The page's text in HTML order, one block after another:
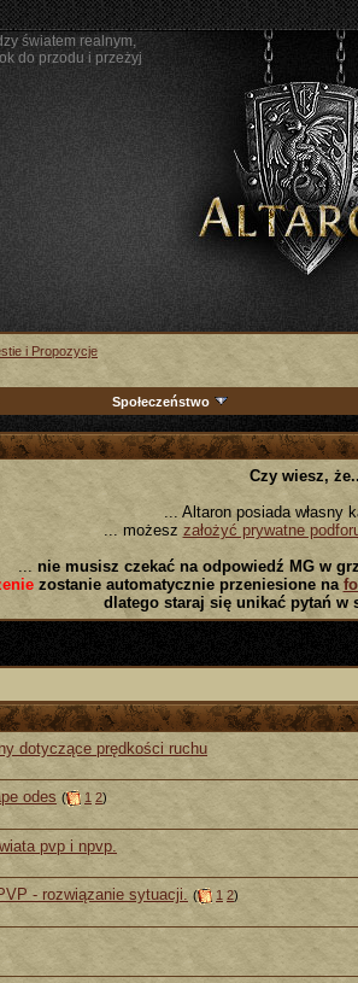
światem realnym,
do przodu i przeżyj
i Propozycje
Społeczeństwo
Czy wiesz,
... Altaron posiada własny
... możesz założyć prywatne
... nie musisz czekać na odpowiedź MG w
zostanie automatycznie przeniesione na
dlatego staraj się unikać pytań w
dotyczące prędkości ruchu
odes ( 1 2)
pvp i npvp.
- rozwiązanie sytuacji. ( 1 2)